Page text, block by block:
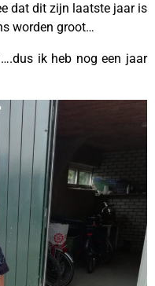
dat dit zijn laatste jaar is
worden groot…
ik heb nog een jaar